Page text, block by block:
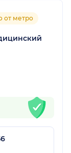
от метро